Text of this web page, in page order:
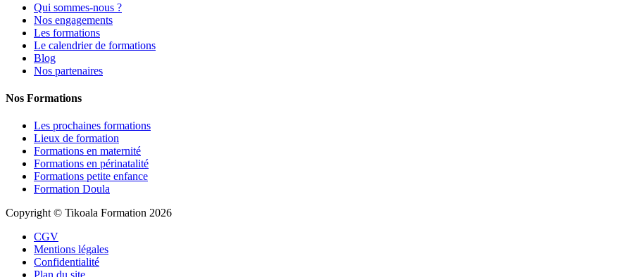
Qui sommes-nous ?
Nos engagements
Les formations
Le calendrier de formations
Blog
Nos partenaires
Nos Formations
Les prochaines formations
Lieux de formation
Formations en maternité
Formations en périnatalité
Formations petite enfance
Formation Doula
Copyright © Tikoala Formation 2026
CGV
Mentions légales
Confidentialité